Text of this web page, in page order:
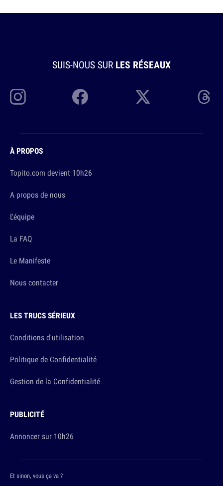
SUIS-NOUS SUR LES RÉSEAUX
À PROPOS
Topito.com devient 10h26
A propos de nous
L'équipe
La FAQ
Le Manifeste
Nous contacter
LES TRUCS SÉRIEUX
Conditions d'utilisation
Politique de Confidentialité
Gestion de la Confidentialité
PUBLICITÉ
Annoncer sur 10h26
Et sinon, vous ça va ?